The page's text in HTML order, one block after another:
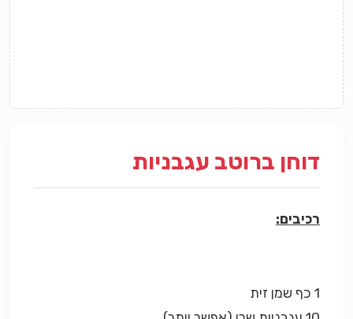
דוחן ברוטב עגבניות
רכיבים:
1 כף שמן זית